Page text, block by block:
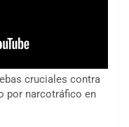
cruciales contra
por narcotráfico en